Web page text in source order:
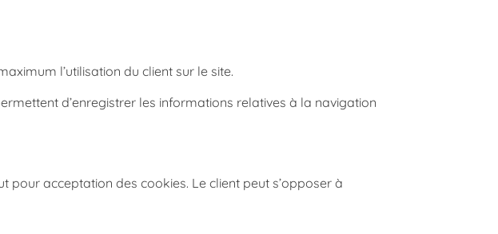
l’utilisation du client sur le site.
d’enregistrer les informations relatives à la navigation
pour acceptation des cookies. Le client peut s’opposer à